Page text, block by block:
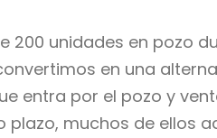
200 unidades en pozo
en una
entra por el pozo y
muchos de ellos